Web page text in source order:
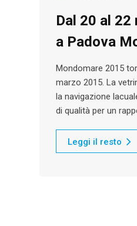
Dal 20 al
a Padova
Mondomare 2015
marzo 2015. La
la navigazione
di qualità per un
Leggi il resto